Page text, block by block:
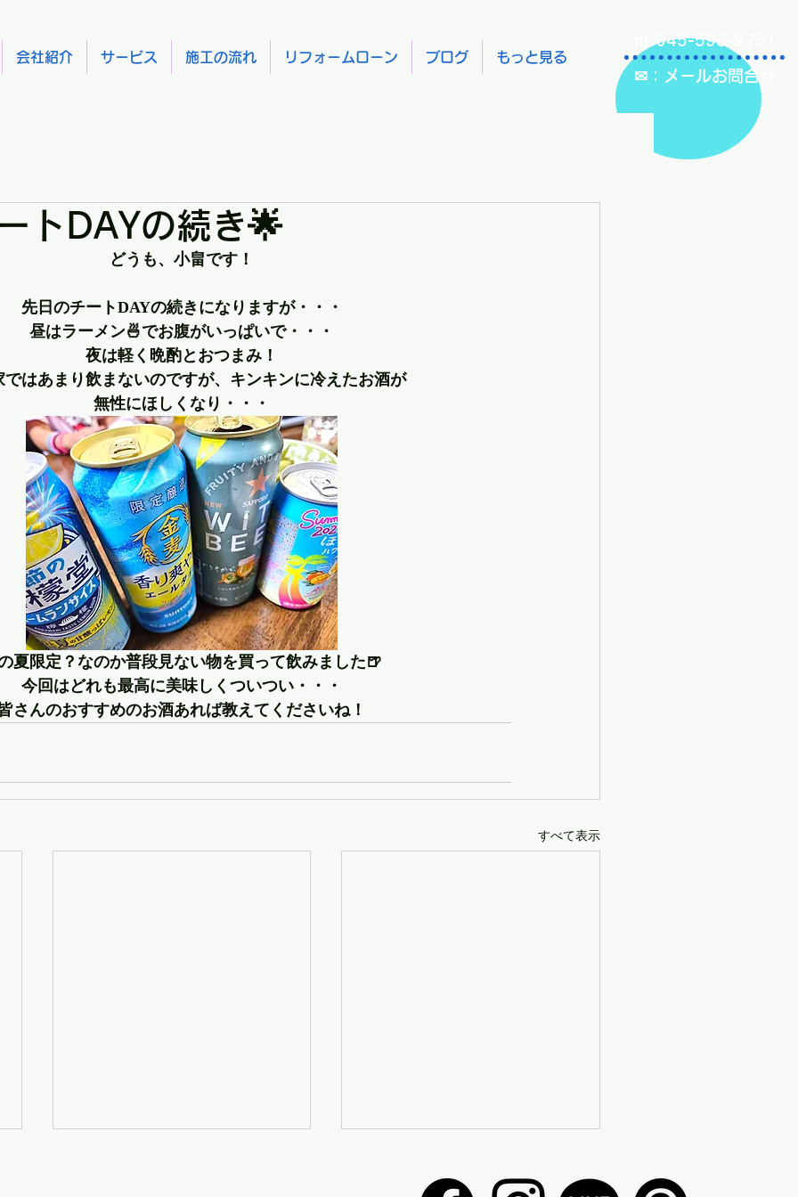
会社紹介 サービス 施工の流れ リフォームローン ブログ もっと見る
℡:045-595-9751
✉：メールお問合せ
トDAYの続き🌟
どうも、小畠です！
先日のチートDAYの続きになりますが・・・
昼はラーメン🍜でお腹がいっぱいで・・・
夜は軽く晩酌とおつまみ！
ではあまり飲まないのですが、キンキンに冷えたお酒が
無性にほしくなり・・・
夏限定？なのか普段見ない物を買って飲みました🍺
今回はどれも最高に美味しくついつい・・・
さんのおすすめのお酒あれば教えてくださいね！
すべて表示